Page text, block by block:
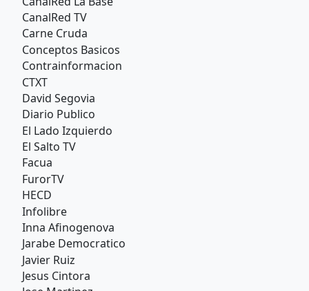
CanalRed TV
Carne Cruda
Conceptos Basicos
Contrainformacion
CTXT
David Segovia
Diario Publico
El Lado Izquierdo
El Salto TV
Facua
FurorTV
HECD
Infolibre
Inna Afinogenova
Jarabe Democratico
Javier Ruiz
Jesus Cintora